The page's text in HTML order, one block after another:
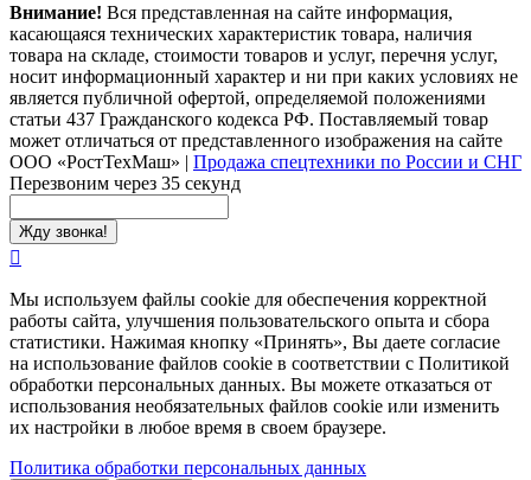
Внимание! Вся представленная на сайте информация,
касающаяся технических характеристик товара, наличия
товара на складе, стоимости товаров и услуг, перечня услуг,
носит информационный характер и ни при каких условиях не
является публичной офертой, определяемой положениями
статьи 437 Гражданского кодекса РФ. Поставляемый товар
может отличаться от представленного изображения на сайте
ООО «РостТехМаш» | Продажа спецтехники по России и СНГ
Перезвоним через 35 секунд
Мы используем файлы cookie для обеспечения корректной
работы сайта, улучшения пользовательского опыта и сбора
статистики. Нажимая кнопку «Принять», Вы даете согласие
на использование файлов cookie в соответствии с Политикой
обработки персональных данных. Вы можете отказаться от
использования необязательных файлов cookie или изменить
их настройки в любое время в своем браузере.
Политика обработки персональных данных